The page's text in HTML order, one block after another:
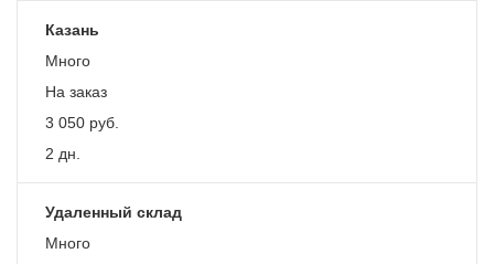
Казань
Много
На заказ
3 050 руб.
2 дн.
Удаленный склад
Много